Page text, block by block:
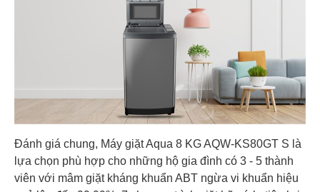
Đánh giá chung, Máy giặt Aqua 8 KG AQW-KS80GT S là
lựa chọn phù hợp cho những hộ gia đình có 3 - 5 thành
viên với mâm giặt kháng khuẩn ABT ngừa vi khuẩn hiệu